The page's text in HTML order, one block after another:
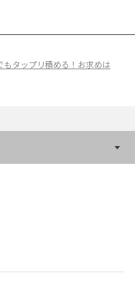
タップリ積める！お求めは